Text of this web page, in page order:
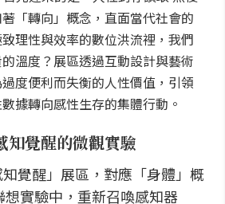
「轉向」概念，直面當代社會的
理性與效率的數位洪流裡，我們
溫度？展區透過互動設計與藝術
度便利而失衡的人性價值，引領
據轉向感性生存的集體行動。
知覺醒的微觀實驗